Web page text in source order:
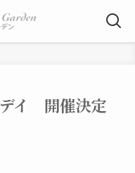
デイ 開催決定